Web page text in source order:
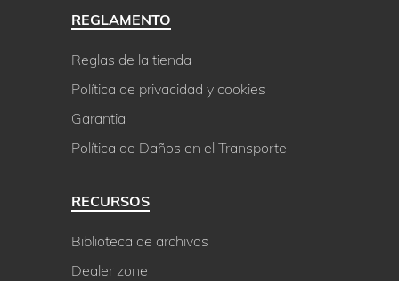
REGLAMENTO
Reglas de la tienda
Política de privacidad y cookies
Garantia
Política de Daños en el Transporte
RECURSOS
Biblioteca de archivos
Dealer zone